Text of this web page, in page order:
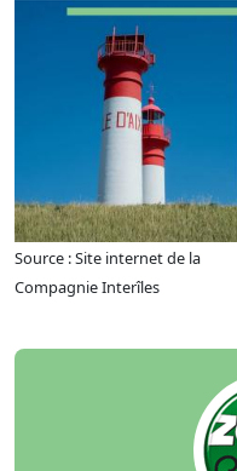
Source : Site internet de la
Compagnie Interîles